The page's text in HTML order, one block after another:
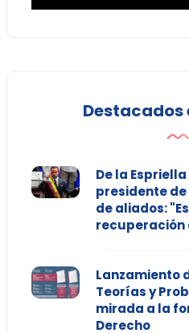
Destacados
De la
presidente
de aliados:
recuperación
Lanzamiento
Teorías y
mirada a la
Derecho